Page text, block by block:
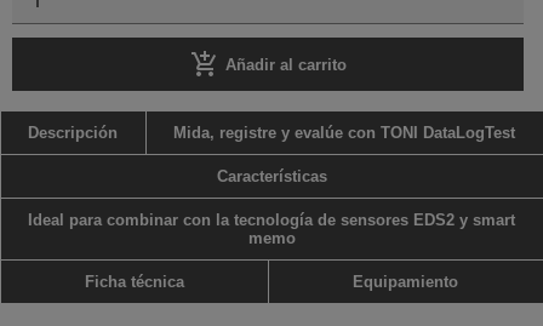
Peso del dispositivo: aprox. 180 g
add_shopping_cart Añadir al carrito
Descripción Mida, registre y evalúe con TONI DataLogTest
Características
Ideal para combinar con la tecnología de sensores EDS2 y smart
memo
Ficha técnica Equipamiento